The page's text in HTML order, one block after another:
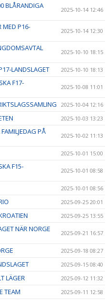
BLÅRANDIGA
2025-10-14 12:46
MED P16-
2025-10-14 12:30
2025-10-10 18:15
LANDSLAGET 2025-10-10 18:13
F17-
2025-10-08 11:01
2025-10-04 12:16
2025-10-03 13:23
PÅ
2025-10-02 11:13
2025-10-01 15:00
F15-
2025-10-01 08:58
2025-10-01 08:56
2025-09-25 20:01
2025-09-25 13:55
NÄR NORGE
2025-09-21 16:57
2025-09-18 08:27
2025-09-15 08:40
LÄGER 2025-09-12 11:32
TEAM 2025-09-11 12:58